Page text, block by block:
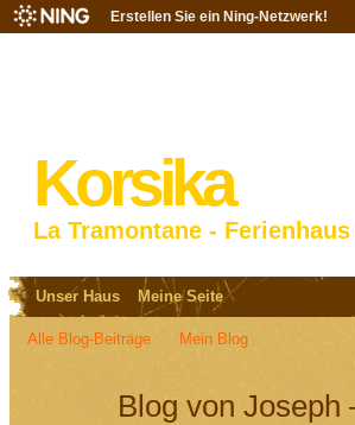
Erstellen Sie ein Ning-Netzwerk!
Korsika
La Tramontane -
Unser Haus Meine Seite
Alle Blog-Beiträge Mein Blog
Blog von